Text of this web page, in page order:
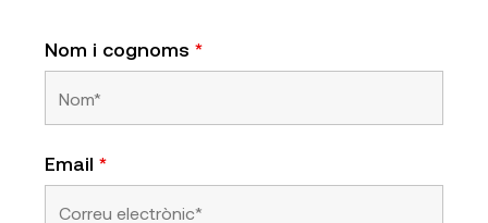
Nom i cognoms *
Email *